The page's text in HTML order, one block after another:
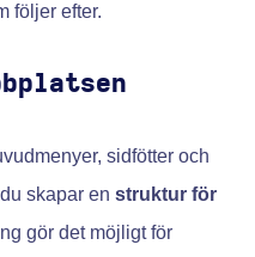
följer efter.
sidfötter och
skapar en struktur för
gör det möjligt för